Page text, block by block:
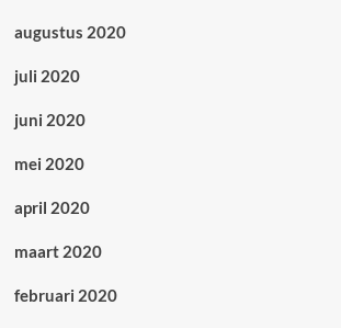
augustus 2020
juli 2020
juni 2020
mei 2020
april 2020
maart 2020
februari 2020